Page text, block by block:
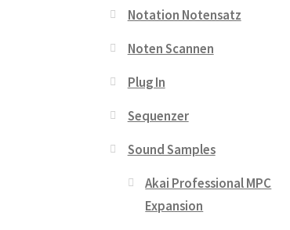
Notation Notensatz
Noten Scannen
Plug In
Sequenzer
Sound Samples
Akai Professional MPC
Expansion